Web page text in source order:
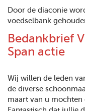
Door de diaconie
voedselbank
Bedankbrief
Span actie
Wij willen de leden
de diverse
maart van u mochten